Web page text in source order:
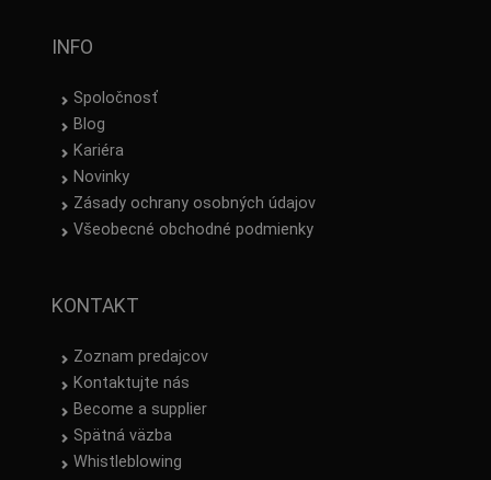
INFO
Spoločnosť
Blog
Kariéra
Novinky
Zásady ochrany osobných údajov
Všeobecné obchodné podmienky
KONTAKT
Zoznam predajcov
Kontaktujte nás
Become a supplier
Spätná väzba
Whistleblowing